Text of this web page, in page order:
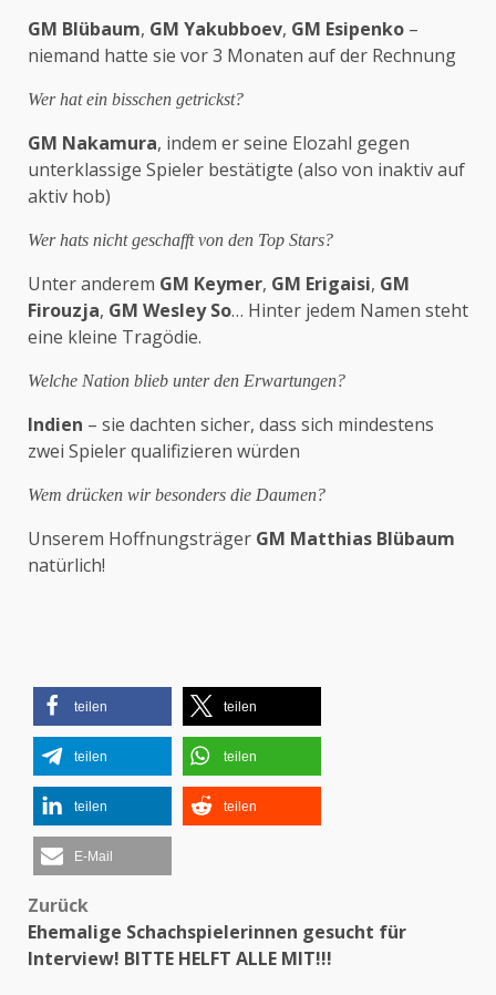
GM Blübaum, GM Yakubboev, GM Esipenko –
niemand hatte sie vor 3 Monaten auf der Rechnung
Wer hat ein bisschen getrickst?
GM Nakamura, indem er seine Elozahl gegen
unterklassige Spieler bestätigte (also von inaktiv auf
aktiv hob)
Wer hats nicht geschafft von den Top Stars?
Unter anderem GM Keymer, GM Erigaisi, GM
Firouzja, GM Wesley So… Hinter jedem Namen steht
eine kleine Tragödie.
Welche Nation blieb unter den Erwartungen?
Indien – sie dachten sicher, dass sich mindestens
zwei Spieler qualifizieren würden
Wem drücken wir besonders die Daumen?
Unserem Hoffnungsträger GM Matthias Blübaum
natürlich!
teilen teilen
teilen teilen
teilen teilen
E-Mail
Beitragsnavigation
Zurück
Ehemalige Schachspielerinnen gesucht für
Interview! BITTE HELFT ALLE MIT!!!